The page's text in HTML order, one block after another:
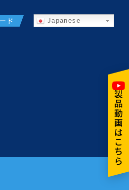
ド Japanese
製品動画はこちら